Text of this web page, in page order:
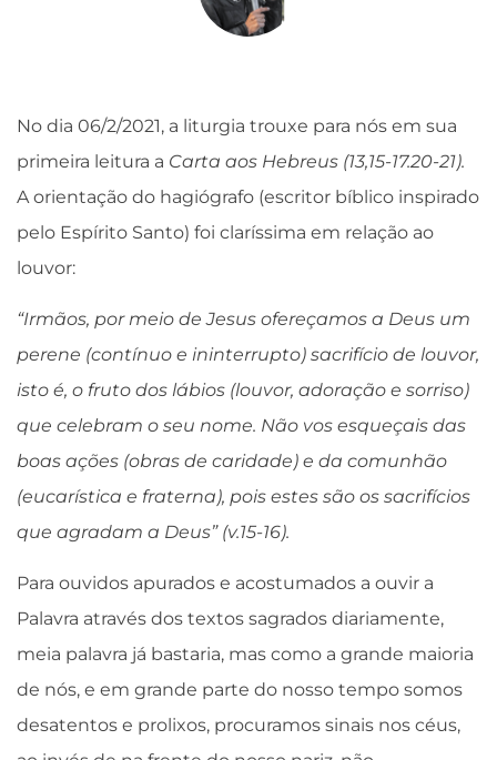
No dia 06/2/2021, a liturgia trouxe para nós em sua
primeira leitura a Carta aos Hebreus (13,15-17.20-21).
A orientação do hagiógrafo (escritor bíblico inspirado
pelo Espírito Santo) foi claríssima em relação ao
louvor:
“Irmãos, por meio de Jesus ofereçamos a Deus um
perene (contínuo e ininterrupto) sacrifício de louvor,
isto é, o fruto dos lábios (louvor, adoração e sorriso)
que celebram o seu nome. Não vos esqueçais das
boas ações (obras de caridade) e da comunhão
(eucarística e fraterna), pois estes são os sacrifícios
que agradam a Deus” (v.15-16).
Para ouvidos apurados e acostumados a ouvir a
Palavra através dos textos sagrados diariamente,
meia palavra já bastaria, mas como a grande maioria
de nós, e em grande parte do nosso tempo somos
desatentos e prolixos, procuramos sinais nos céus,